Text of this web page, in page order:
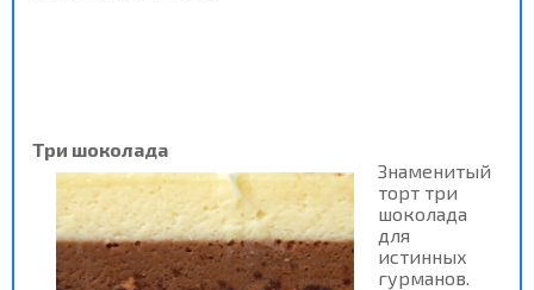
Три шоколада
Знаменитый
торт три
шоколада
для
истинных
гурманов.